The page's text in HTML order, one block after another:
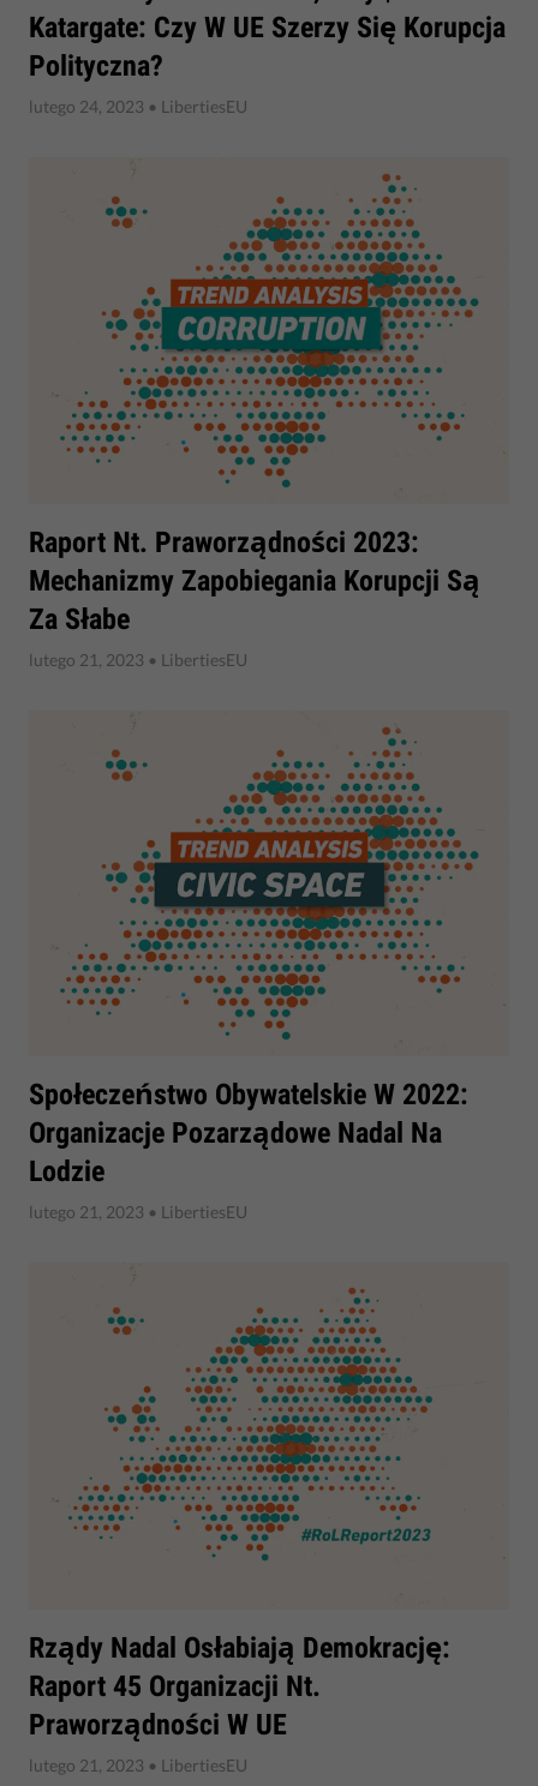
Katargate: Czy W UE Szerzy Się Korupcja
Polityczna?
lutego 24, 2023 • LibertiesEU
Raport Nt. Praworządności 2023:
Mechanizmy Zapobiegania Korupcji Są
Za Słabe
lutego 21, 2023 • LibertiesEU
Społeczeństwo Obywatelskie W 2022:
Organizacje Pozarządowe Nadal Na
Lodzie
lutego 21, 2023 • LibertiesEU
Rządy Nadal Osłabiają Demokrację:
Raport 45 Organizacji Nt.
Praworządności W UE
lutego 21, 2023 • LibertiesEU